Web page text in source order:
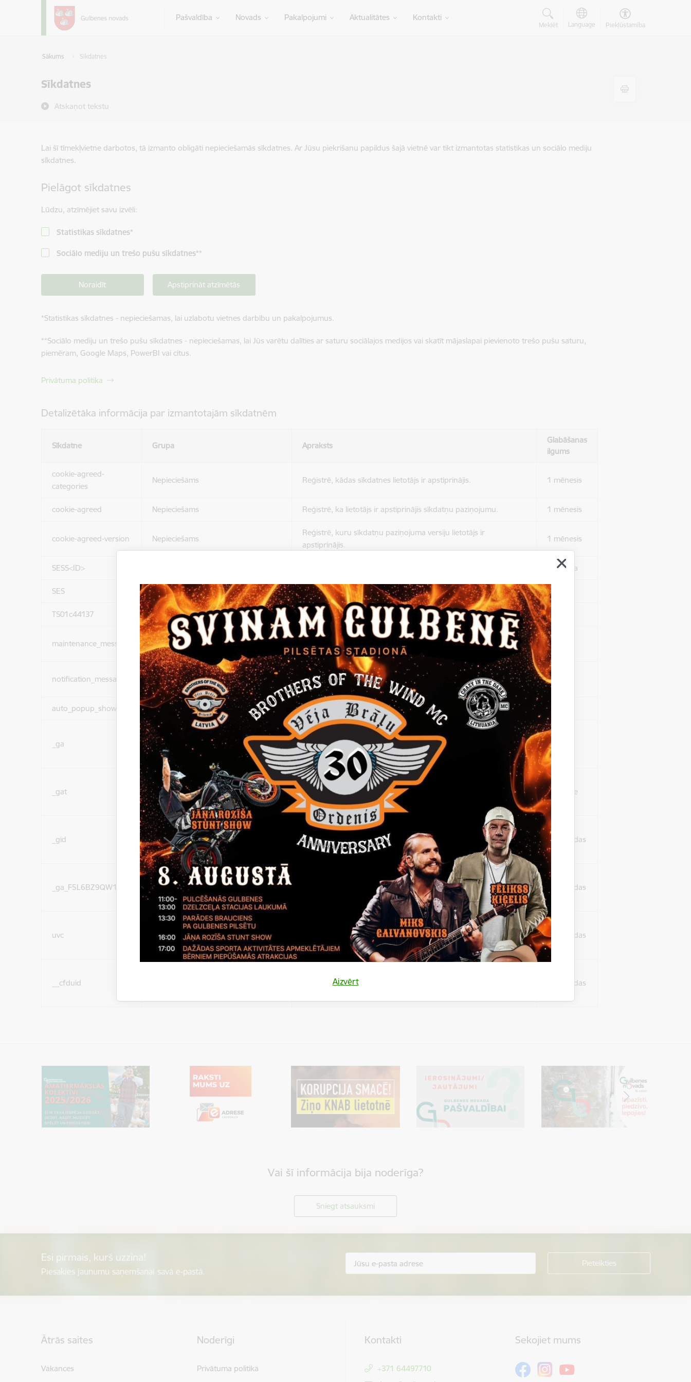
Pāriet uz lapas saturu
Pašvaldība Novads Pakalpojumi Aktualitātes Kontakti
Meklēt Language Piekļūstamība
Sākums Sīkdatnes
Sīkdatnes
Atskaņot tekstu
Aizvērt
Lai šī tīmekļvietne darbotos, tā izmanto obligāti nepieciešamās sīkdatnes. Ar Jūsu piekrišanu papildus šajā vietnē var tikt izmantotas statistikas un sociālo mediju
sīkdatnes.
Pielāgot sīkdatnes
Lūdzu, atzīmējiet savu izvēli:
Statistikas sīkdatnes*
Sociālo mediju un trešo pušu sīkdatnes**
Noraidīt Apstiprināt atzīmētās
*Statistikas sīkdatnes - nepieciešamas, lai uzlabotu vietnes darbību un pakalpojumus.
**Sociālo mediju un trešo pušu sīkdatnes - nepieciešamas, lai Jūs varētu dalīties ar saturu sociālajos medijos vai skatīt mājaslapai pievienoto trešo pušu saturu,
piemēram, Google Maps, PowerBI vai citus.
Privātuma politika
Detalizētāka informācija par izmantotajām sīkdatnēm
Sīkdatne Grupa Apraksts
Glabāšanas
ilgums
cookie-agreed-
categories
Nepieciešams Reģistrē, kādas sīkdatnes lietotājs ir apstiprinājis. 1 mēnesis
cookie-agreed Nepieciešams Reģistrē, ka lietotājs ir apstiprinājis sīkdatņu paziņojumu. 1 mēnesis
cookie-agreed-version Nepieciešams
Reģistrē, kuru sīkdatņu paziņojuma versiju lietotājs ir
apstiprinājis.
1 mēnesis
SESS<ID> 1 stunda
SES Nepieciešams Sesijas uzturēšana no slodzes dalīšanas viedokļa. Sesija
TS01c44137 Nepieciešams Drošības politikas sesija. Sesija
maintenance_message Nepieciešams
Sīkdatne ir nepieciešama, lai visiem lietotājiem nerādītu
ziņojumus pēc tam, kad viņi ir izlasījuši un aizvēruši tos.
Sesija
notification_messages Nepieciešams
Sīkdatne ir nepieciešama, lai visiem lietotājiem nerādītu
ziņojumus pēc tam, kad viņi ir izlasījuši un aizvēruši tos.
Sesija
auto_popup_showed Nepieciešams Reģistrē, ka tiek parādīts modālais logs. Sesija
_ga
Statistikas sīkdatnes (nepieciešamas,
lai uzlabotu vietnes darbību un
pakalpojumus)
Reģistrē unikālu ID, kas tiek izmantots statistisko datu iegūšanai
par to, kā apmeklētājs izmanto vietni.
2 gadi
_gat
Statistikas sīkdatnes (nepieciešamas,
lai uzlabotu vietnes darbību un
pakalpojumus)
Izmanto Google Analytics, lai samazinātu pieprasījuma līmeni. 1 minūte
_gid
Statistikas sīkdatnes (nepieciešamas,
lai uzlabotu vietnes darbību un
pakalpojumus)
Reģistrē unikālu ID, kas tiek izmantots statistisko datu iegūšanai
par to, kā apmeklētājs izmanto vietni.
24 stundas
_ga_F5L6BZ9QW1
Statistikas sīkdatnes (nepieciešamas,
lai uzlabotu vietnes darbību un
pakalpojumus)
Reģistrē unikālu ID priekš jaunākās GA 4 versijas, kas tiek
izmantots statistisko datu iegūšanai par to, kā apmeklētājs
24 stundas
uvc
Sociālo mediju sīkdatnes
(nepieciešamas, lai Jūs varētu dalīties
ar saturu sociālajos tīklos)
Šīs sīkdatnes ir paredzētas tādu vietņu un satura koplietošanai,
kas jūs interesē mūsu vietnē, izmantojot trešo personu sociālos
tīklus vai citas vietnes.
24 stundas
__cfduid Cookie is needed for all users for sharing content 24 stundas
Vai šī informācija bija noderīga?
Sniegt atsauksmi
Esi pirmais, kurš uzzina!
Piesakies jaunumu saņemšanai savā e-pastā.
Ātrās saites
Vakances
Noderīgi
Privātuma politika
Kontakti
+371 64497710
Sekojiet mums